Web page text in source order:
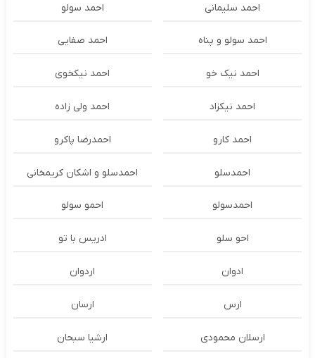
احمد سلیمانی احمد سولو
احمد سولو و پناه احمد صفایی
احمد نیک خو احمد نیکخوی
احمد نیکزاد احمد ولی زاده
احمد کارو احمدرضا پاکرو
احمدسلو احمدسلو و اشکان کریمخانی
احمدسولو احمو سولو
احو سلو ادریس با تو
ادوان اردوان
ارس ارسان
ارسلان محمودی ارشیا سبحان